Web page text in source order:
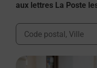
aux lettres La Poste
Ville, Département,